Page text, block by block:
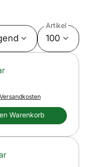
Artikel
100
Warenkorb